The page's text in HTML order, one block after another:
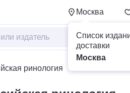
Москва
Список
доставки
Москва
ринология